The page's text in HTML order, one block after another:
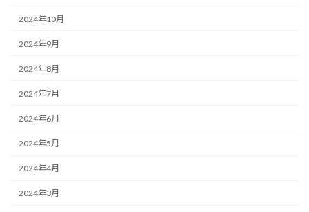
2024年10月
2024年9月
2024年8月
2024年7月
2024年6月
2024年5月
2024年4月
2024年3月